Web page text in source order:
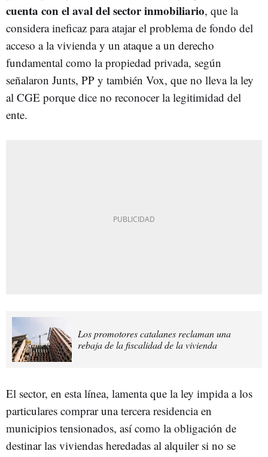
cuenta con el aval del sector inmobiliario, que la
considera ineficaz para atajar el problema de fondo del
acceso a la vivienda y un ataque a un derecho
fundamental como la propiedad privada, según
señalaron Junts, PP y también Vox, que no lleva la ley
al CGE porque dice no reconocer la legitimidad del
ente.
Los promotores catalanes reclaman una
rebaja de la fiscalidad de la vivienda
El sector, en esta línea, lamenta que la ley impida a los
particulares comprar una tercera residencia en
municipios tensionados, así como la obligación de
destinar las viviendas heredadas al alquiler si no se